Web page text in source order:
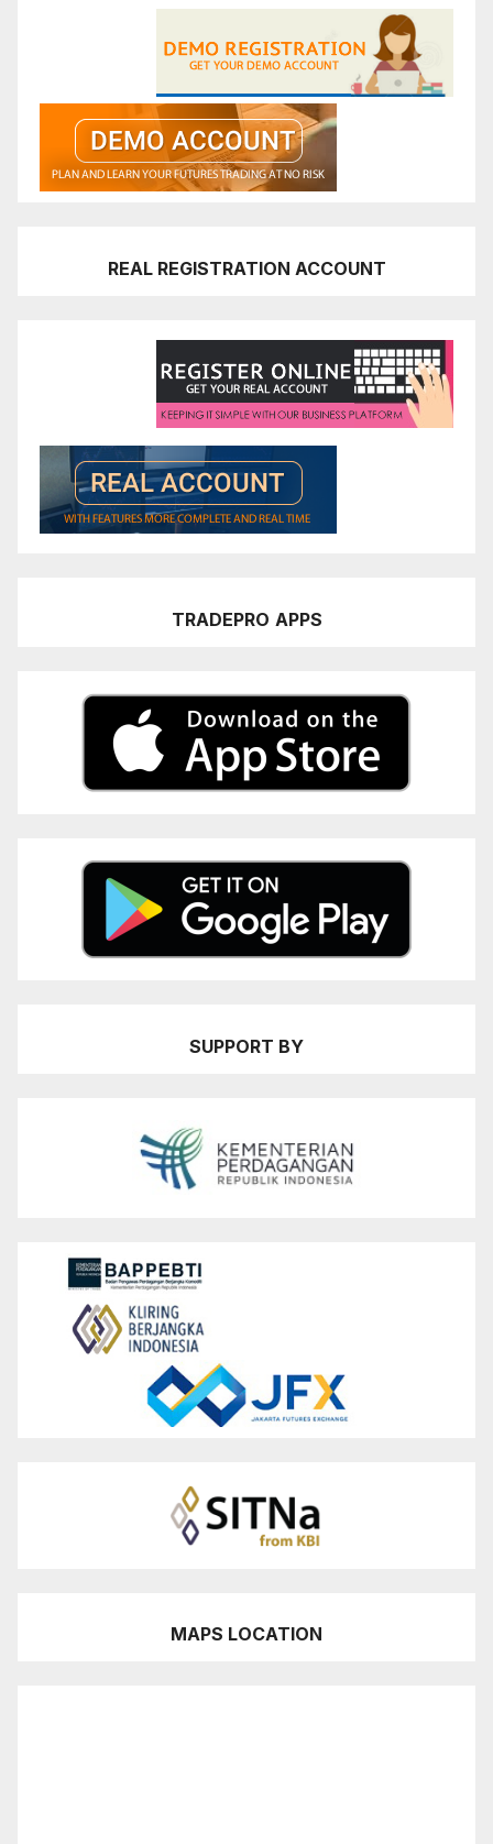
REAL REGISTRATION ACCOUNT
TRADEPRO APPS
SUPPORT BY
MAPS LOCATION